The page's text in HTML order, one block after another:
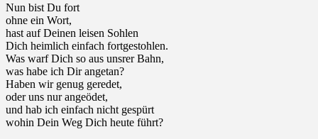
Nun bist Du fort
ohne ein Wort,
hast auf Deinen leisen Sohlen
Dich heimlich einfach fortgestohlen.
Was warf Dich so aus unsrer Bahn,
was habe ich Dir angetan?
Haben wir genug geredet,
oder uns nur angeödet,
und hab ich einfach nicht gespürt
wohin Dein Weg Dich heute führt?